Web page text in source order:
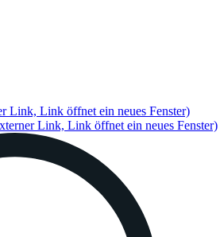
Link, Link öffnet ein neues Fenster)
Link, Link öffnet ein neues Fenster)